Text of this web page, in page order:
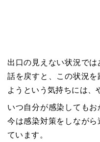
出口の見えない状況で
話を戻すと、この状況
ようという気持ちには、
いつ自分が感染してもお
今は感染対策をしなが
ています。